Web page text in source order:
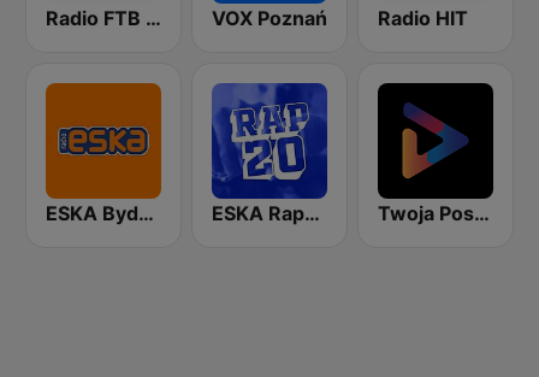
Radio FTB Disco Polo VOX Poznań Radio HIT
ESKA Bydgoszcz ESKA Rap20 Twoja Poska Stacja